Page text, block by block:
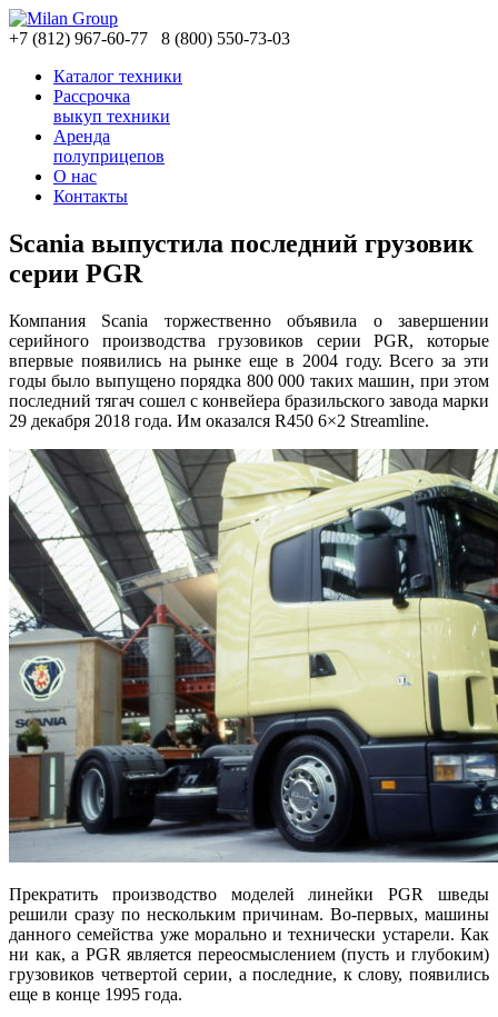
+7 (812) 967-60-77 8 (800) 550-73-03
Каталог техники
Рассрочка
выкуп техники
Аренда
полуприцепов
О нас
Контакты
Scania выпустила последний грузовик
серии PGR
Компания Scania торжественно объявила о завершении
серийного производства грузовиков серии PGR, которые
впервые появились на рынке еще в 2004 году. Всего за эти
годы было выпущено порядка 800 000 таких машин, при этом
последний тягач сошел с конвейера бразильского завода марки
29 декабря 2018 года. Им оказался R450 6×2 Streamline.
Прекратить производство моделей линейки PGR шведы
решили сразу по нескольким причинам. Во-первых, машины
данного семейства уже морально и технически устарели. Как
ни как, а PGR является переосмыслением (пусть и глубоким)
грузовиков четвертой серии, а последние, к слову, появились
еще в конце 1995 года.